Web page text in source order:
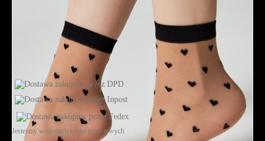
Jesteśmy w sieciach społecznościowych